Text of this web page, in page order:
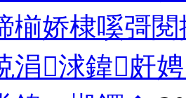
椾娇棣嗘彁
涓浗鍏皯